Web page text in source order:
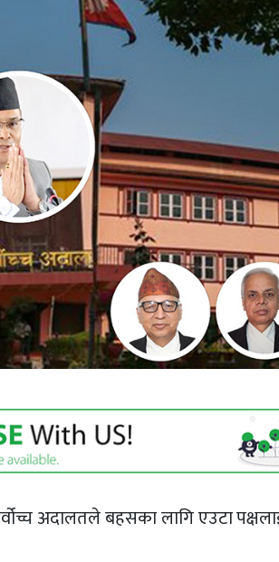
अदालतले बहसका लागि एउटा